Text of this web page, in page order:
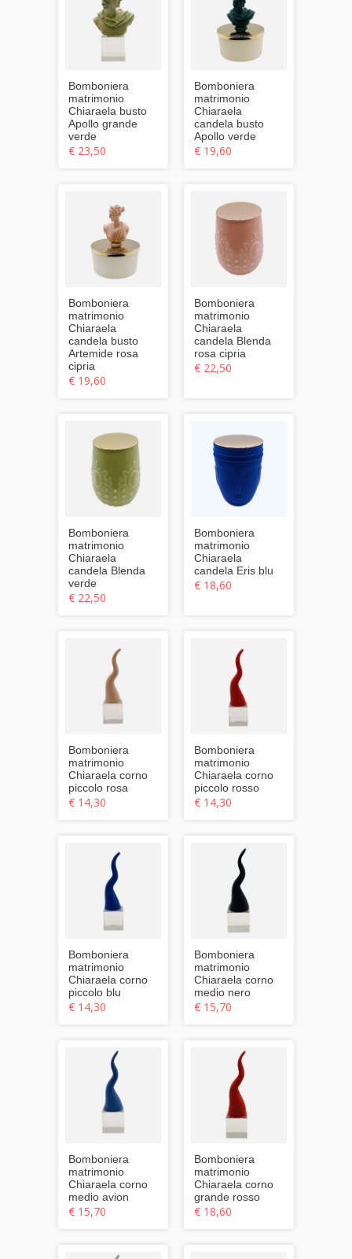
Bomboniera
matrimonio
Chiaraela busto
Apollo grande
verde
€ 23,50
Bomboniera
matrimonio
Chiaraela
candela busto
Apollo verde
€ 19,60
Bomboniera
matrimonio
Chiaraela
candela busto
Artemide rosa
cipria
€ 19,60
Bomboniera
matrimonio
Chiaraela
candela Blenda
rosa cipria
€ 22,50
Bomboniera
matrimonio
Chiaraela
candela Blenda
verde
€ 22,50
Bomboniera
matrimonio
Chiaraela
candela Eris blu
€ 18,60
Bomboniera
matrimonio
Chiaraela corno
piccolo rosa
€ 14,30
Bomboniera
matrimonio
Chiaraela corno
piccolo rosso
€ 14,30
Bomboniera
matrimonio
Chiaraela corno
piccolo blu
€ 14,30
Bomboniera
matrimonio
Chiaraela corno
medio nero
€ 15,70
Bomboniera
matrimonio
Chiaraela corno
medio avion
€ 15,70
Bomboniera
matrimonio
Chiaraela corno
grande rosso
€ 18,60